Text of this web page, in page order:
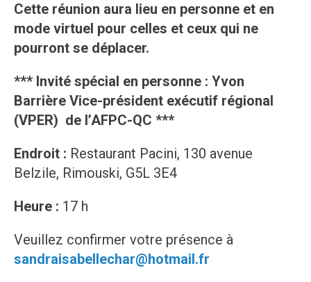
Cette réunion aura lieu en personne et en
mode virtuel pour celles et ceux qui ne
pourront se déplacer.
*** Invité spécial en personne : Yvon
Barrière Vice-président exécutif régional
(VPER) de l’AFPC-QC ***
Endroit : Restaurant Pacini, 130 avenue
Belzile, Rimouski, G5L 3E4
Heure : 17 h
Veuillez confirmer votre présence à
sandraisabellechar@hotmail.fr